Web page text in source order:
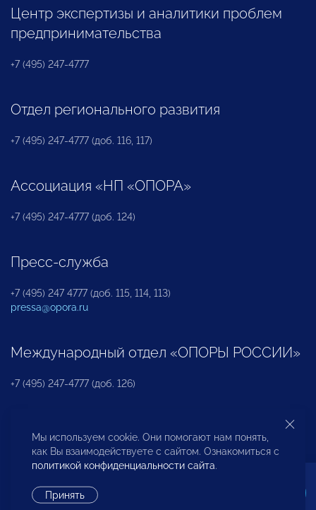
Центр экспертизы и аналитики проблем
предпринимательства
+7 (495) 247-4777
Отдел регионального развития
+7 (495) 247-4777 (доб. 116, 117)
Ассоциация «НП «ОПОРА»
+7 (495) 247-4777 (доб. 124)
Пресс-служба
+7 (495) 247 4777 (доб. 115, 114, 113)
pressa@opora.ru
Международный отдел «ОПОРЫ РОССИИ»
+7 (495) 247-4777 (доб. 126)
Бюро по защите прав предпринимателей и
инвесторов
Мы используем cookie. Они помогают нам понять,
как Вы взаимодействуете с сайтом. Ознакомиться с
политикой конфиденциальности сайта.
Принять